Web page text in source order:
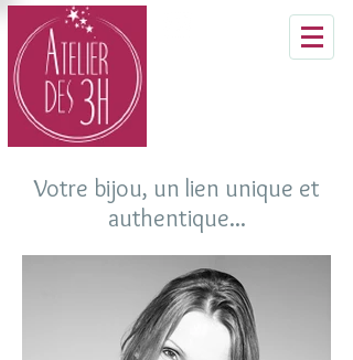
Votre bijou, un lien unique et
authentique...